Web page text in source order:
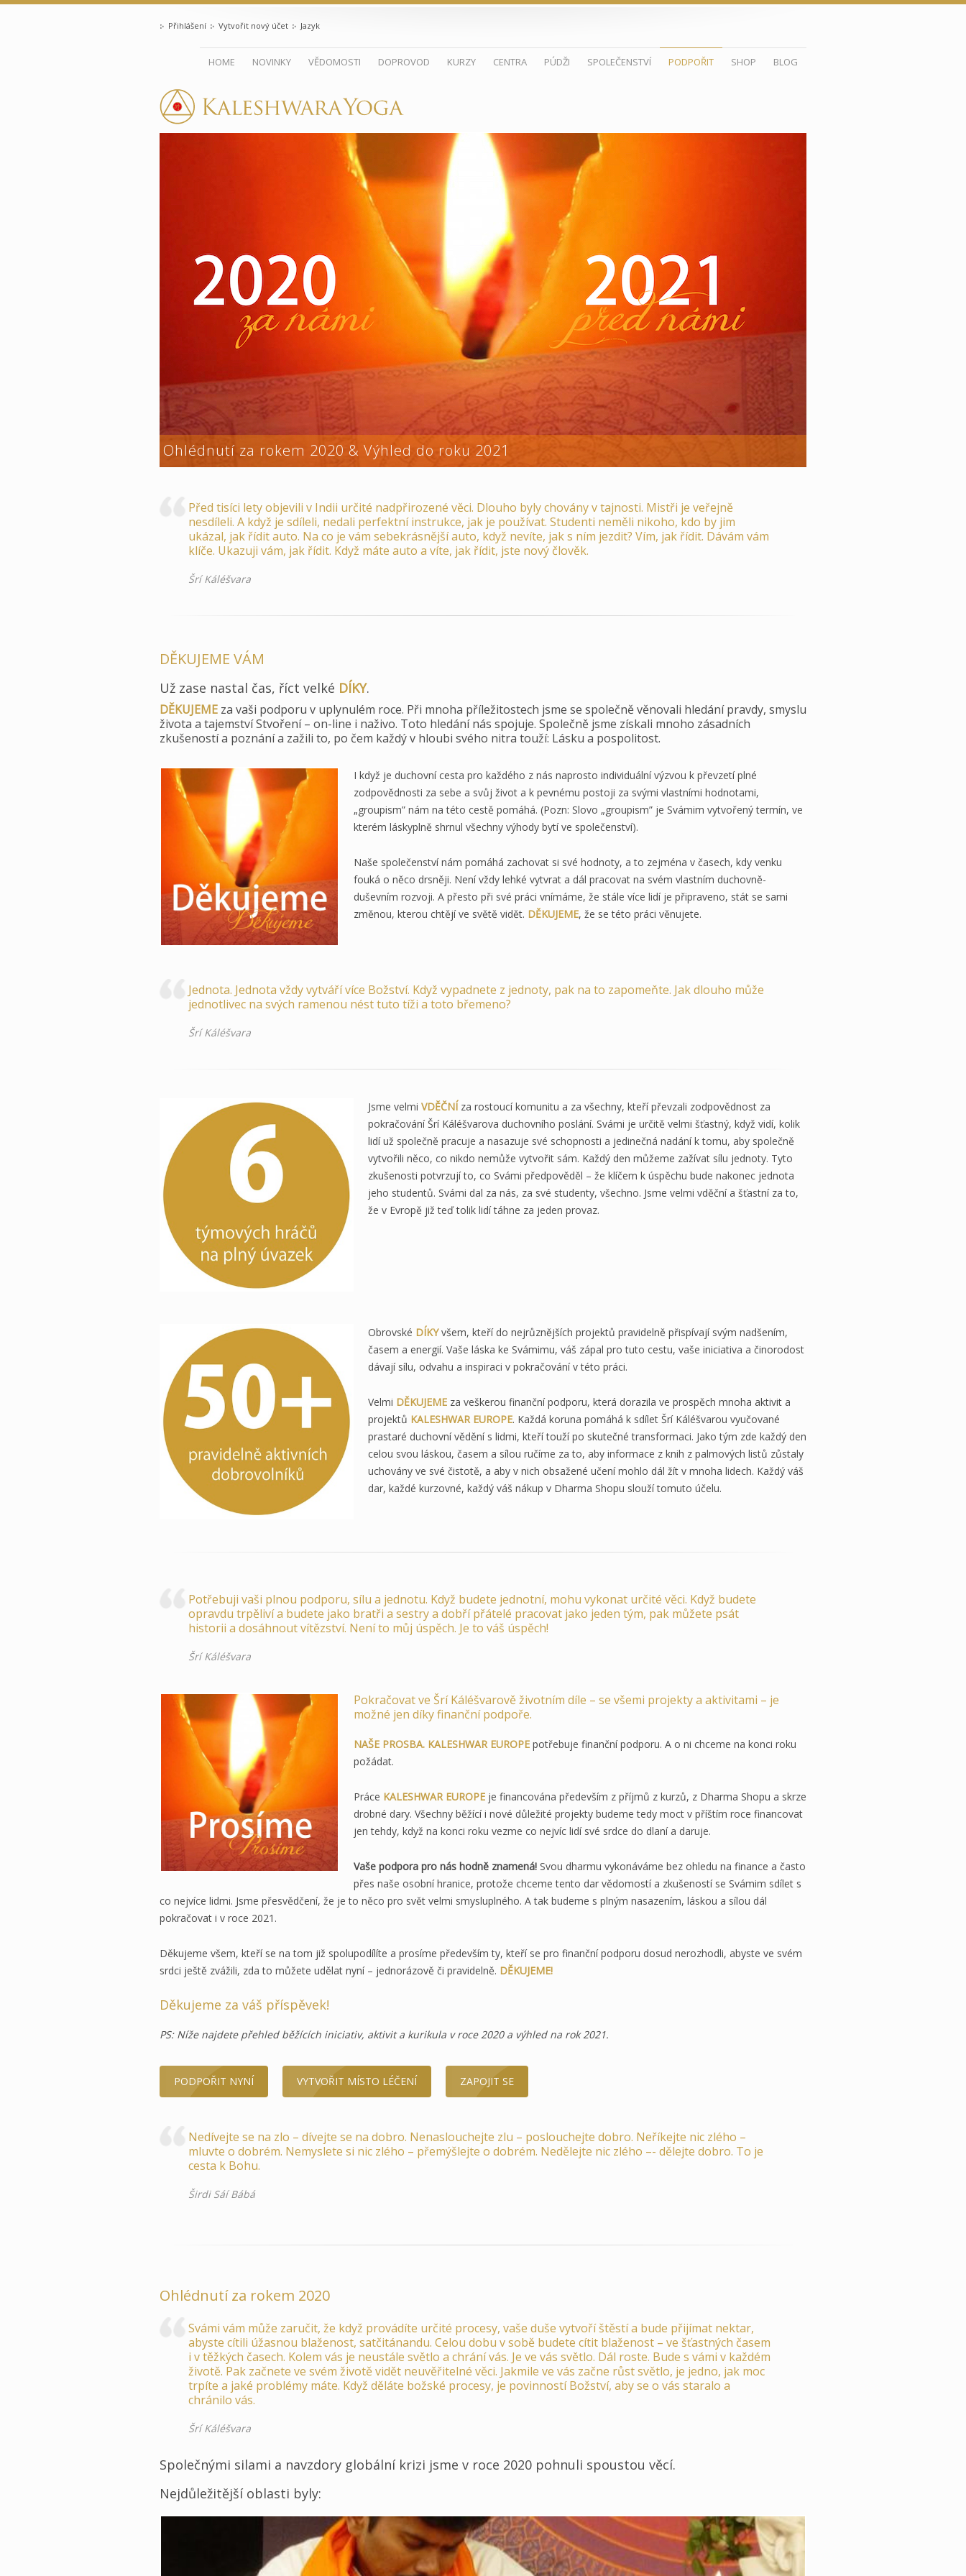
Přihlášení Vytvořit nový účet Jazyk
HOME NOVINKY VĚDOMOSTI DOPROVOD KURZY CENTRA PÚDŽI SPOLEČENSTVÍ PODPOŘIT SHOP BLOG
Ohlédnutí za rokem 2020 & Výhled do roku 2021
Před tisíci lety objevili v Indii určité nadpřirozené věci. Dlouho byly chovány v tajnosti. Mistři je veřejně
nesdíleli. A když je sdíleli, nedali perfektní instrukce, jak je používat. Studenti neměli nikoho, kdo by jim
ukázal, jak řídit auto. Na co je vám sebekrásnější auto, když nevíte, jak s ním jezdit? Vím, jak řídit. Dávám vám
klíče. Ukazuji vám, jak řídit. Když máte auto a víte, jak řídit, jste nový člověk.
Šrí Káléšvara
DĚKUJEME VÁM
Už zase nastal čas, říct velké DÍKY.
DĚKUJEME za vaši podporu v uplynulém roce. Při mnoha příležitostech jsme se společně věnovali hledání pravdy, smyslu
života a tajemství Stvoření – on-line i naživo. Toto hledání nás spojuje. Společně jsme získali mnoho zásadních
zkušeností a poznání a zažili to, po čem každý v hloubi svého nitra touží: Lásku a pospolitost.
I když je duchovní cesta pro každého z nás naprosto individuální výzvou k převzetí plné
zodpovědnosti za sebe a svůj život a k pevnému postoji za svými vlastními hodnotami,
„groupism” nám na této cestě pomáhá. (Pozn: Slovo „groupism” je Svámim vytvořený termín, ve
kterém láskyplně shrnul všechny výhody bytí ve společenství).
Naše společenství nám pomáhá zachovat si své hodnoty, a to zejména v časech, kdy venku
fouká o něco drsněji. Není vždy lehké vytvrat a dál pracovat na svém vlastním duchovně-
duševním rozvoji. A přesto při své práci vnímáme, že stále více lidí je připraveno, stát se sami
změnou, kterou chtějí ve světě vidět. DĚKUJEME, že se této práci věnujete.
Jednota. Jednota vždy vytváří více Božství. Když vypadnete z jednoty, pak na to zapomeňte. Jak dlouho může
jednotlivec na svých ramenou nést tuto tíži a toto břemeno?
Šrí Káléšvara
Jsme velmi VDĚČNÍ za rostoucí komunitu a za všechny, kteří převzali zodpovědnost za
pokračování Šrí Káléšvarova duchovního poslání. Svámi je určitě velmi šťastný, když vidí, kolik
lidí už společně pracuje a nasazuje své schopnosti a jedinečná nadání k tomu, aby společně
vytvořili něco, co nikdo nemůže vytvořit sám. Každý den můžeme zažívat sílu jednoty. Tyto
zkušenosti potvrzují to, co Svámi předpověděl – že klíčem k úspěchu bude nakonec jednota
jeho studentů. Svámi dal za nás, za své studenty, všechno. Jsme velmi vděční a šťastní za to,
že v Evropě již teď tolik lidí táhne za jeden provaz.
Obrovské DÍKYvšem, kteří do nejrůznějších projektů pravidelně přispívají svým nadšením,
časem a energií. Vaše láska ke Svámimu, váš zápal pro tuto cestu, vaše iniciativa a činorodost
dávají sílu, odvahu a inspiraci v pokračování v této práci.
Velmi DĚKUJEME za veškerou finanční podporu, která dorazila ve prospěch mnoha aktivit a
projektů KALESHWAR EUROPE. Každá koruna pomáhá k sdílet Šrí Káléšvarou vyučované
prastaré duchovní vědění s lidmi, kteří touží po skutečné transformaci. Jako tým zde každý den
celou svou láskou, časem a sílou ručíme za to, aby informace z knih z palmových listů zůstaly
uchovány ve své čistotě, a aby v nich obsažené učení mohlo dál žít v mnoha lidech. Každý váš
dar, každé kurzovné, každý váš nákup v Dharma Shopu slouží tomuto účelu.
Potřebuji vaši plnou podporu, sílu a jednotu. Když budete jednotní, mohu vykonat určité věci. Když budete
opravdu trpěliví a budete jako bratři a sestry a dobří přátelé pracovat jako jeden tým, pak můžete psát
historii a dosáhnout vítězství. Není to můj úspěch. Je to váš úspěch!
Šrí Káléšvara
Pokračovat ve Šrí Káléšvarově životním díle – se všemi projekty a aktivitami – je
možné jen díky finanční podpoře.
NAŠE PROSBA. KALESHWAR EUROPE potřebuje finanční podporu. A o ni chceme na konci roku
požádat.
Práce KALESHWAR EUROPE je financována především z příjmů z kurzů, z Dharma Shopu a skrze
drobné dary. Všechny běžící i nové důležité projekty budeme tedy moct v příštím roce financovat
jen tehdy, když na konci roku vezme co nejvíc lidí své srdce do dlaní a daruje.
Vaše podpora pro nás hodně znamená! Svou dharmu vykonáváme bez ohledu na finance a často
přes naše osobní hranice, protože chceme tento dar vědomostí a zkušeností se Svámim sdílet s
co nejvíce lidmi. Jsme přesvědčení, že je to něco pro svět velmi smysluplného. A tak budeme s plným nasazením, láskou a sílou dál
pokračovat i v roce 2021.
Děkujeme všem, kteří se na tom již spolupodílíte a prosíme především ty, kteří se pro finanční podporu dosud nerozhodli, abyste ve svém
srdci ještě zvážili, zda to můžete udělat nyní – jednorázově či pravidelně. DĚKUJEME!
Děkujeme za váš příspěvek!
PS: Níže najdete přehled běžících iniciativ, aktivit a kurikula v roce 2020 a výhled na rok 2021.
PODPOŘIT NYNÍ VYTVOŘIT MÍSTO LÉČENÍ ZAPOJIT SE
Nedívejte se na zlo – dívejte se na dobro. Nenaslouchejte zlu – poslouchejte dobro. Neříkejte nic zlého –
mluvte o dobrém. Nemyslete si nic zlého – přemýšlejte o dobrém. Nedělejte nic zlého –- dělejte dobro. To je
cesta k Bohu.
Širdi Sáí Bábá
Ohlédnutí za rokem 2020
Svámi vám může zaručit, že když provádíte určité procesy, vaše duše vytvoří štěstí a bude přijímat nektar,
abyste cítili úžasnou blaženost, satčitánandu. Celou dobu v sobě budete cítit blaženost – ve šťastných časem
i v těžkých časech. Kolem vás je neustále světlo a chrání vás. Je ve vás světlo. Dál roste. Bude s vámi v každém
životě. Pak začnete ve svém životě vidět neuvěřitelné věci. Jakmile ve vás začne růst světlo, je jedno, jak moc
trpíte a jaké problémy máte. Když děláte božské procesy, je povinností Božství, aby se o vás staralo a
chránilo vás.
Šrí Káléšvara
Společnými silami a navzdory globální krizi jsme v roce 2020 pohnuli spoustou věcí.
Nejdůležitější oblasti byly: